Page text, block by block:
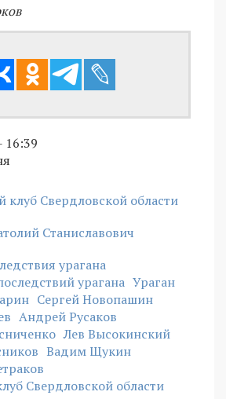
16:39
клуб Свердловской области
Станиславович
урагана
урагана Ураган
Сергей Новопашин
Андрей Русаков
Лев Высокинский
Вадим Щукин
Свердловской области